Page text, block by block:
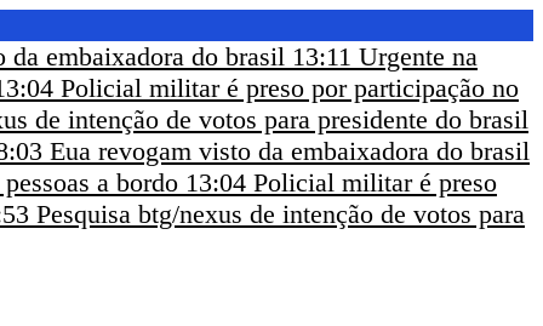
da embaixadora do brasil 13:11 Urgente na
Policial militar é preso por participação no
de intenção de votos para presidente do brasil
Eua revogam visto da embaixadora do brasil
a bordo 13:04 Policial militar é preso
Pesquisa btg/nexus de intenção de votos para